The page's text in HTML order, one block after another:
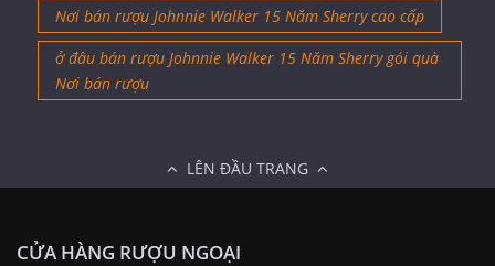
Nơi bán rượu Johnnie Walker 15 Năm Sherry cao cấp
ở đâu bán rượu Johnnie Walker 15 Năm Sherry gói quà
Nơi bán rượu
LÊN ĐẦU TRANG
CỬA HÀNG RƯỢU NGOẠI